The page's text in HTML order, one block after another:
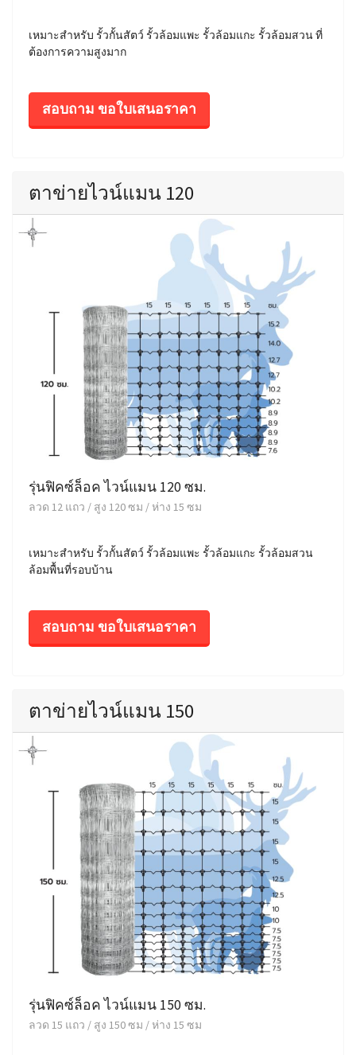
เหมาะสำหรับ รั้วกั้นสัตว์ รั้วล้อมแพะ รั้วล้อมแกะ รั้วล้อมสวน ที่
ต้องการความสูงมาก
สอบถาม ขอใบเสนอราคา
ตาข่ายไวน์แมน 120
รุ่นฟิคซ์ล็อค ไวน์แมน 120 ซม.
ลวด 12 แถว / สูง 120 ซม / ห่าง 15 ซม
เหมาะสำหรับ รั้วกั้นสัตว์ รั้วล้อมแพะ รั้วล้อมแกะ รั้วล้อมสวน
ล้อมพื้นที่รอบบ้าน
สอบถาม ขอใบเสนอราคา
ตาข่ายไวน์แมน 150
รุ่นฟิคซ์ล็อค ไวน์แมน 150 ซม.
ลวด 15 แถว / สูง 150 ซม / ห่าง 15 ซม